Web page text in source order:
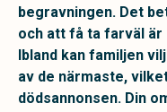
begravningen. Det
och att få ta farväl
Ibland kan familjen
av de närmaste,
dödsannonsen. Din